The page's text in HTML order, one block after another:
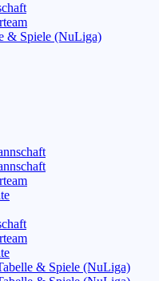
& Spiele (NuLiga)
& Spiele (NuLiga)